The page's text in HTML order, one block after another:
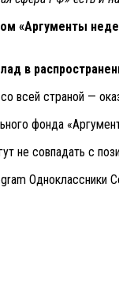
«Аргументы
в
всей страной —
фонда
не совпадать с
Одноклассники